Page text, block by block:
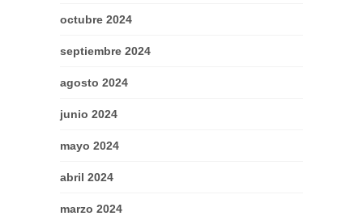
octubre 2024
septiembre 2024
agosto 2024
junio 2024
mayo 2024
abril 2024
marzo 2024